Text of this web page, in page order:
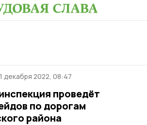
1 декабря 2022, 08:47
проведёт
по дорогам
района